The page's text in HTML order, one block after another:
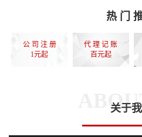
热 门
公 司 注 册
1元起
代 理 记 账
百元起
关于我